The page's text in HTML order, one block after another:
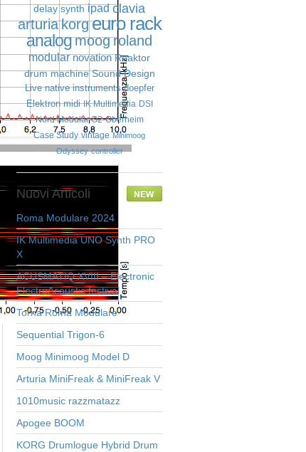
delay synth ipad clavia
arturiakorgeuro rack
analogmoogroland
modular novation Reaktor
drum machine Sound Design
Live native instruments doepfer
Elektron midi IK Multimedia DSI
Nord Modular G2 Oberheim
Case Study vintage Minimoog
Odyssey controller
NuoviArticoli
Roma Modulare 2024
IK Multimedia UNO Synth PRO
X
ACUSMATIQ XVIII – Electronic
ElectroAcoustic festival
Torna Roma Modulare
Sequential Trigon-6
Moog Minimoog Model D
Arturia MiniFreak & MiniFreak V
1010music razzmatazz
Apogee BOOM
KORG Drumlogue Hybrid Drum